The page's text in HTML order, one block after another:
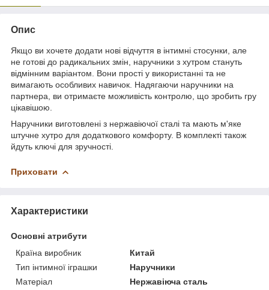
Опис
Якщо ви хочете додати нові відчуття в інтимні стосунки, але
не готові до радикальних змін, наручники з хутром стануть
відмінним варіантом. Вони прості у використанні та не
вимагають особливих навичок. Надягаючи наручники на
партнера, ви отримаєте можливість контролю, що зробить гру
цікавішою.
Наручники виготовлені з нержавіючої сталі та мають м'яке
штучне хутро для додаткового комфорту. В комплекті також
йдуть ключі для зручності.
Приховати
Характеристики
Основні атрибути
Країна виробник
Китай
Тип інтимної іграшки
Наручники
Матеріал
Нержавіюча сталь